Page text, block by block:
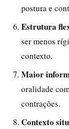
postura e
Estrutura
ser menos
contexto.
Maior
oralidade
contrações.
Contexto